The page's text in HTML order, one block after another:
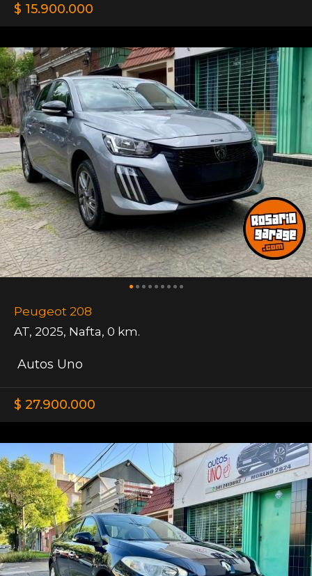
$ 15.900.000
Peugeot 208
AT, 2025, Nafta, 0 km.
Autos Uno
$ 27.900.000